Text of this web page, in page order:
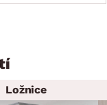
Ložnice